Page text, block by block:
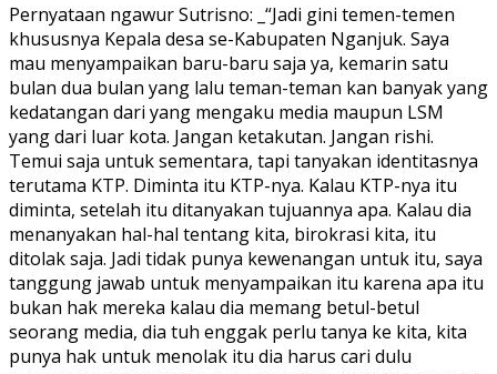
Pernyataan ngawur Sutrisno: _“Jadi gini temen-temen
khususnya Kepala desa se-Kabupaten Nganjuk. Saya
mau menyampaikan baru-baru saja ya, kemarin satu
bulan dua bulan yang lalu teman-teman kan banyak yang
kedatangan dari yang mengaku media maupun LSM
yang dari luar kota. Jangan ketakutan. Jangan rishi.
Temui saja untuk sementara, tapi tanyakan identitasnya
terutama KTP. Diminta itu KTP-nya. Kalau KTP-nya itu
diminta, setelah itu ditanyakan tujuannya apa. Kalau dia
menanyakan hal-hal tentang kita, birokrasi kita, itu
ditolak saja. Jadi tidak punya kewenangan untuk itu, saya
tanggung jawab untuk menyampaikan itu karena apa itu
bukan hak mereka kalau dia memang betul-betul
seorang media, dia tuh enggak perlu tanya ke kita, kita
punya hak untuk menolak itu dia harus cari dulu